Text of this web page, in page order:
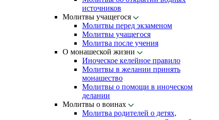
источников
Молитвы учащегося
Молитвы перед экзаменом
Молитвы учащегося
Молитва после учения
О монашеской жизни
Иноческое келейное правило
Молитвы в желании принять
монашество
Молитвы о помощи в иноческом
делании
Молитвы о воинах
Молитва родителей о детях,